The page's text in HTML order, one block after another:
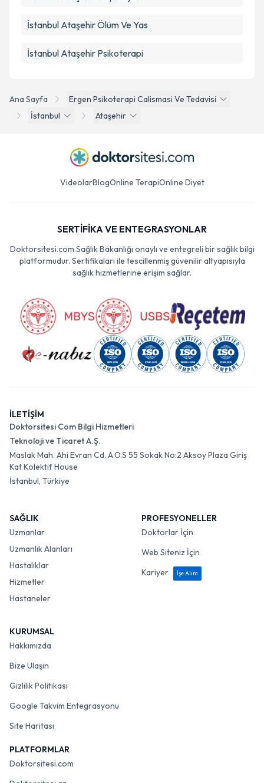
Ana Sayfa
Ergen Psikoterapi Calismasi Ve Tedavisi
İstanbul
Ataşehir
İstanbul Ataşehir Ölüm Ve Yas
İstanbul Ataşehir Psikoterapi
VideolarBlogOnline TerapiOnline Diyet
SERTİFİKA VE ENTEGRASYONLAR
Doktorsitesi.com Sağlık Bakanlığı onaylı ve entegreli bir sağlık bilgi
platformudur. Sertifikaları ile tescillenmiş güvenilir altyapısıyla
sağlık hizmetlerine erişim sağlar.
İLETİŞİM
Doktorsitesi Com Bilgi Hizmetleri
Teknoloji ve Ticaret A.Ş.
Maslak Mah. Ahi Evran Cd. A.O.S 55 Sokak No:2 Aksoy Plaza Giriş
Kat Kolektif House
İstanbul, Türkiye
SAĞLIK
Uzmanlar
Uzmanlık Alanları
Hastalıklar
Hizmetler
Hastaneler
PROFESYONELLER
Doktorlar İçin
Web Siteniz İçin
Kariyer
İşe Alım
KURUMSAL
Hakkımızda
Bize Ulaşın
Gizlilik Politikası
Google Takvim Entegrasyonu
Site Haritası
PLATFORMLAR
Doktorsitesi.com